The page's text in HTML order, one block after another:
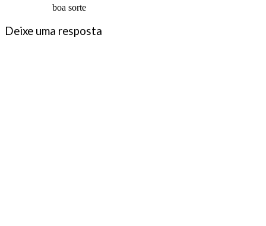
boa sorte
Deixe uma resposta